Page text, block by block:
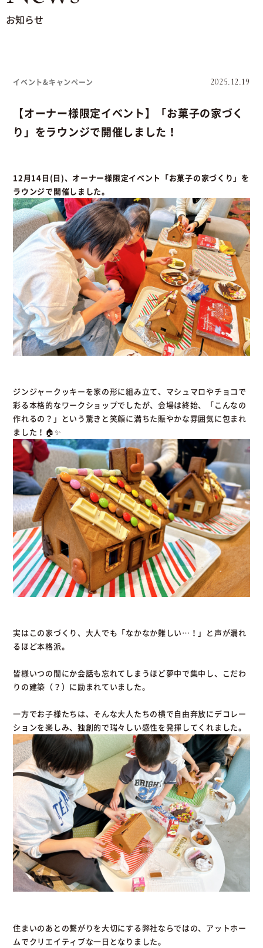
お知らせ
イベント&キャンペーン 2025.12.19
【オーナー様限定イベント】「お菓子の家づく
り」をラウンジで開催しました！
12月14日(日)、オーナー様限定イベント「お菓子の家づくり」を
ラウンジで開催しました。
ジンジャークッキーを家の形に組み立て、マシュマロやチョコで
彩る本格的なワークショップでしたが、会場は終始、「こんなの
作れるの？」という驚きと笑顔に満ちた賑やかな雰囲気に包まれ
ました！🏠✨
実はこの家づくり、大人でも「なかなか難しい…！」と声が漏れ
るほど本格派。
皆様いつの間にか会話も忘れてしまうほど夢中で集中し、こだわ
りの建築（？）に励まれていました。
一方でお子様たちは、そんな大人たちの横で自由奔放にデコレー
ションを楽しみ、独創的で瑞々しい感性を発揮してくれました。
住まいのあとの繋がりを大切にする弊社ならではの、アットホー
ムでクリエイティブな一日となりました。